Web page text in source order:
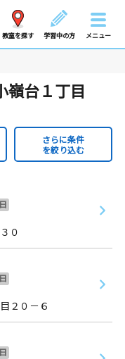
教室を探す 学習中の方 メニュー
嶺台１丁目
さらに条件
を絞り込む
日
０
日
２０－６
日